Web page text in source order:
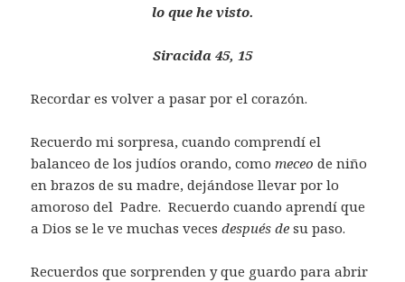
lo que he visto.
Siracida 45, 15
Recordar es volver a pasar por el corazón.
Recuerdo mi sorpresa, cuando comprendí el
balanceo de los judíos orando, como meceode niño
en brazos de su madre, dejándose llevar por lo
amoroso del Padre. Recuerdo cuando aprendí que
a Dios se le ve muchas vecesdespués desu paso.
Recuerdos que sorprenden y que guardo para abrir